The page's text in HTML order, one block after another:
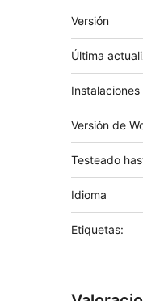
Meta
Versión
Última
Versión de
Testeado
Idioma
Etiquetas: